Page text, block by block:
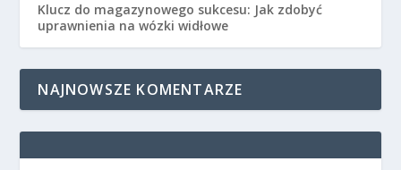
Klucz do magazynowego sukcesu: Jak zdobyć
uprawnienia na wózki widłowe
NAJNOWSZE KOMENTARZE